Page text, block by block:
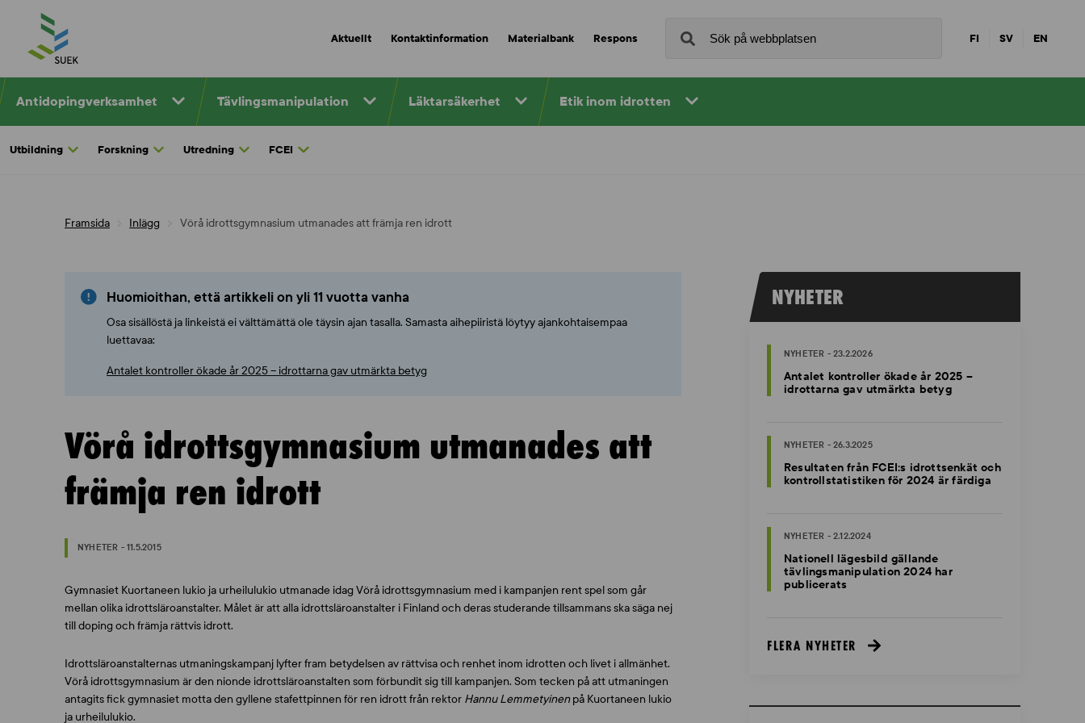
content
Aktuellt Kontaktinformation Materialbank Respons FI SV EN
Antidopingverksamhet Tävlingsmanipulation Läktarsäkerhet Etik inom idrotten
Utbildning Forskning Utredning FCEI
Framsida Inlägg Vörå idrottsgymnasium utmanades att främja ren idrott
Huomioithan, että artikkeli on yli 11 vuotta vanha
Osa sisällöstä ja linkeistä ei välttämättä ole täysin ajan tasalla. Samasta aihepiiristä löytyy ajankohtaisempaa
luettavaa:
Antalet kontroller ökade år 2025 – idrottarna gav utmärkta betyg
Vörå idrottsgymnasium utmanades att
främja ren idrott
NYHETER - 11.5.2015
Gymnasiet Kuortaneen lukio ja urheilulukio utmanade idag Vörå idrottsgymnasium med i kampanjen rent spel som går
mellan olika idrottsläroanstalter. Målet är att alla idrottsläroanstalter i Finland och deras studerande tillsammans ska säga nej
till doping och främja rättvis idrott.
Idrottsläroanstalternas utmaningskampanj lyfter fram betydelsen av rättvisa och renhet inom idrotten och livet i allmänhet.
Vörå idrottsgymnasium är den nionde idrottsläroanstalten som förbundit sig till kampanjen. Som tecken på att utmaningen
antagits fick gymnasiet motta den gyllene stafettpinnen för ren idrott från rektor Hannu Lemmetyinenpå Kuortaneen lukio
ja urheilulukio.
NYHETER
NYHETER - 23.2.2026
Antalet kontroller ökade år 2025 –
idrottarna gav utmärkta betyg
NYHETER - 26.3.2025
Resultaten från FCEI:s idrottsenkät och
kontrollstatistiken för 2024 är färdiga
NYHETER - 2.12.2024
Nationell lägesbild gällande
tävlingsmanipulation 2024 har
publicerats
FLERA NYHETER